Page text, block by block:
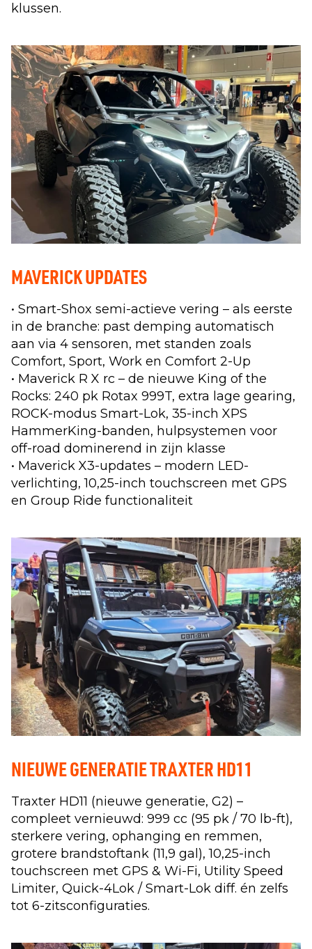
klussen.
MAVERICK UPDATES
• Smart-Shox semi-actieve vering – als eerste
in de branche: past demping automatisch
aan via 4 sensoren, met standen zoals
Comfort, Sport, Work en Comfort 2-Up
• Maverick R X rc – de nieuwe King of the
Rocks: 240 pk Rotax 999T, extra lage gearing,
ROCK-modus Smart-Lok, 35-inch XPS
HammerKing-banden, hulpsystemen voor
off-road dominerend in zijn klasse
• Maverick X3-updates – modern LED-
verlichting, 10,25-inch touchscreen met GPS
en Group Ride functionaliteit
NIEUWE GENERATIE TRAXTER HD11
Traxter HD11 (nieuwe generatie, G2) –
compleet vernieuwd: 999 cc (95 pk / 70 lb-ft),
sterkere vering, ophanging en remmen,
grotere brandstoftank (11,9 gal), 10,25-inch
touchscreen met GPS & Wi-Fi, Utility Speed
Limiter, Quick-4Lok / Smart-Lok diff. én zelfs
tot 6-zitsconfiguraties.